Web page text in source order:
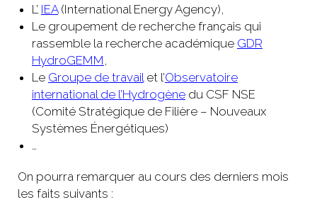
L’ IEA(International Energy Agency),
Le groupement de recherche français qui
rassemble la recherche académique GDR
HydroGEMM ,
Le Groupe de travail et l’Observatoire
international de l’Hydrogène du CSF NSE
(Comité Stratégique de Filière – Nouveaux
Systèmes Énergétiques)
…
On pourra remarquer au cours des derniers mois
les faits suivants :